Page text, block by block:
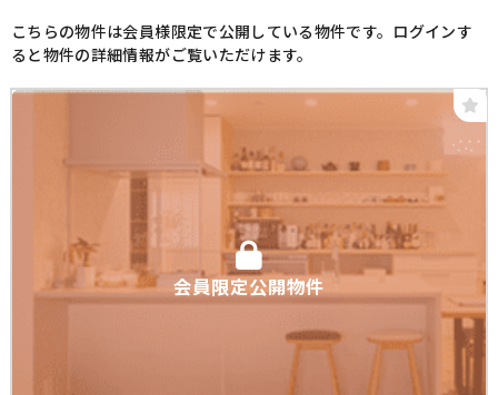
こちらの物件は会員様限定で公開している物件です。ログインす
ると物件の詳細情報がご覧いただけます。
会員限定公開物件